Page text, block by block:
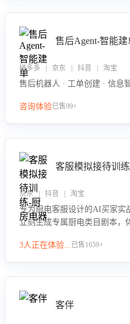
售后Agent-智能建
拼多多 | 京东 | 抖音 | 淘宝
售后机器人 · 工单创建 · 信息
咨询体验已售99+
客服模拟接待训
京东 | 抖音 | 淘宝
专为厨电客服设计的AI买家实
立刻生成专属厨电类目剧本，
技巧！
3人正在体验...已售1659+
客伴